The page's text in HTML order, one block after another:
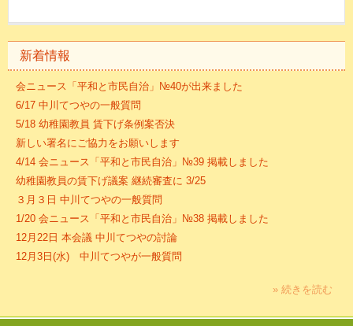
新着情報
会ニュース「平和と市民自治」№40が出来ました
6/17 中川てつやの一般質問
5/18 幼稚園教員 賃下げ条例案否決
新しい署名にご協力をお願いします
4/14 会ニュース「平和と市民自治」№39 掲載しました
幼稚園教員の賃下げ議案 継続審査に 3/25
３月３日 中川てつやの一般質問
1/20 会ニュース「平和と市民自治」№38 掲載しました
12月22日 本会議 中川てつやの討論
12月3日(水) 中川てつやが一般質問
» 続きを読む